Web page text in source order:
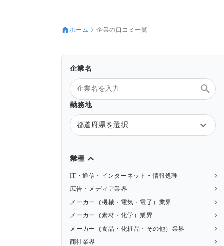
ホーム 企業の口コミ一覧
企業名
勤務地
都道府県を選択
業種
IT・通信・インターネット・情報処理
広告・メディア業界
メーカー（機械・電気・電子）業界
メーカー（素材・化学）業界
メーカー（食品・化粧品・その他）業界
商社業界